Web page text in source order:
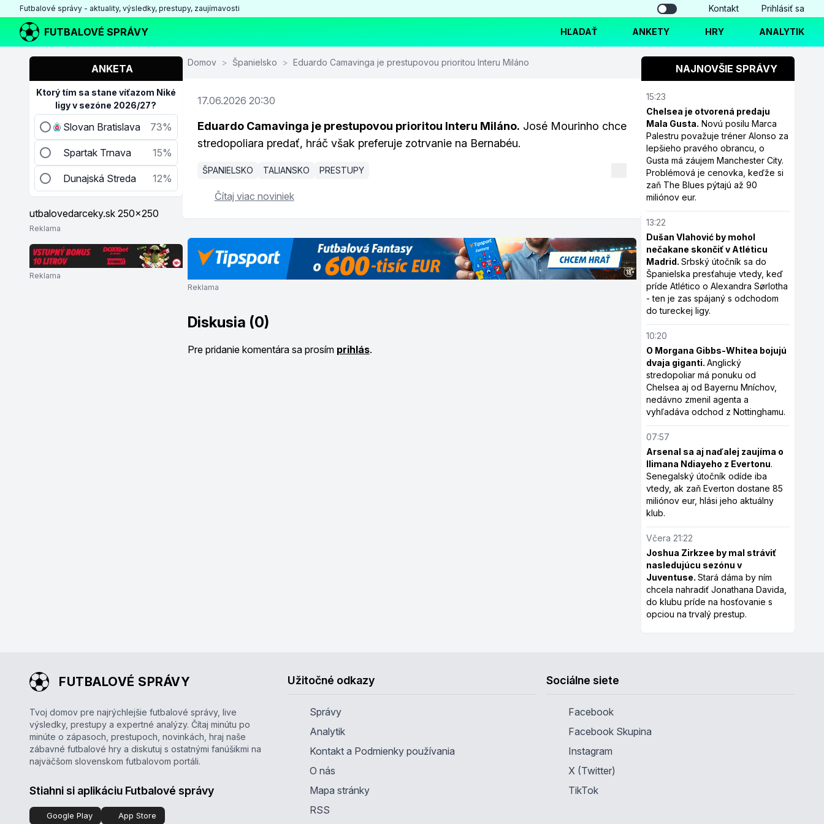
Futbalové správy - aktuality, výsledky, prestupy, zaujímavosti Kontakt Prihlásiť sa
FUTBALOVÉ SPRÁVY HĽADAŤ ANKETY HRY ANALYTIK
ANKETA
Ktorý tím sa stane víťazom Niké
ligy v sezóne 2026/27?
Slovan Bratislava 73%
Spartak Trnava 15%
Dunajská Streda 12%
Reklama
Reklama
Domov > Španielsko > Eduardo Camavinga je prestupovou prioritou Interu Miláno
17.06.2026 20:30
Eduardo Camavinga je prestupovou prioritou Interu Miláno. José Mourinho chce
stredopoliara predať, hráč však preferuje zotrvanie na Bernabéu.
ŠPANIELSKO TALIANSKO PRESTUPY
Čítaj viac noviniek
Reklama
Diskusia (0)
Pre pridanie komentára sa prosím prihlás.
NAJNOVŠIE SPRÁVY
15:23
Chelsea je otvorená predaju
Mala Gusta. Novú posilu Marca
Palestru považuje tréner Alonso za
lepšieho pravého obrancu, o
Gusta má záujem Manchester City.
Problémová je cenovka, keďže si
zaň The Blues pýtajú až 90
miliónov eur.
13:22
Dušan Vlahović by mohol
nečakane skončiť v Atléticu
Madrid.Srbský útočník sa do
Španielska presťahuje vtedy, keď
príde Atlético o Alexandra Sørlotha
- ten je zas spájaný s odchodom
do tureckej ligy.
10:20
O Morgana Gibbs-Whitea bojujú
dvaja giganti.Anglický
stredopoliar má ponuku od
Chelsea aj od Bayernu Mníchov,
nedávno zmenil agenta a
vyhľadáva odchod z Nottinghamu.
07:57
Arsenal sa aj naďalej zaujíma o
Ilimana Ndiayeho z Evertonu.
Senegalský útočník odíde iba
vtedy, ak zaň Everton dostane 85
miliónov eur, hlási jeho aktuálny
klub.
Včera 21:22
Joshua Zirkzee by mal stráviť
nasledujúcu sezónu v
Juventuse.Stará dáma by ním
chcela nahradiť Jonathana Davida,
do klubu príde na hosťovanie s
opciou na trvalý prestup.
FUTBALOVÉ SPRÁVY
Tvoj domov pre najrýchlejšie futbalové správy, live
výsledky, prestupy a expertné analýzy. Čítaj minútu po
minúte o zápasoch, prestupoch, novinkách, hraj naše
zábavné futbalové hry a diskutuj s ostatnými fanúšikmi na
najväčšom slovenskom futbalovom portáli.
Stiahni si aplikáciu Futbalové správy
Google Play App Store
Užitočné odkazy
Správy
Analytik
Kontakt a Podmienky používania
O nás
Mapa stránky
RSS
Sociálne siete
Facebook
Facebook Skupina
Instagram
X (Twitter)
TikTok